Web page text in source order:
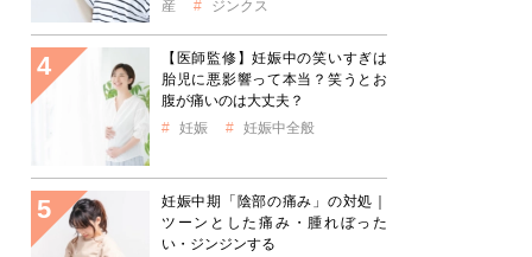
産
ジンクス
【医師監修】妊娠中の笑いすぎは
胎児に悪影響って本当？笑うとお
腹が痛いのは大丈夫？
妊娠
妊娠中全般
妊娠中期「陰部の痛み」の対処｜
ツーンとした痛み・腫れぼった
い・ジンジンする